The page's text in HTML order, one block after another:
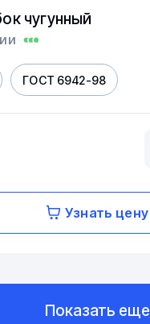
чугунный
ГОСТ 6942-98
Узнать цену
Показать еще